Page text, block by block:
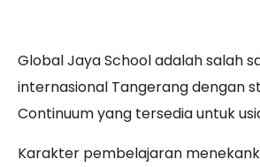
Global Jaya School adalah salah
internasional Tangerang dengan
Continuum yang tersedia untuk
Karakter pembelajaran